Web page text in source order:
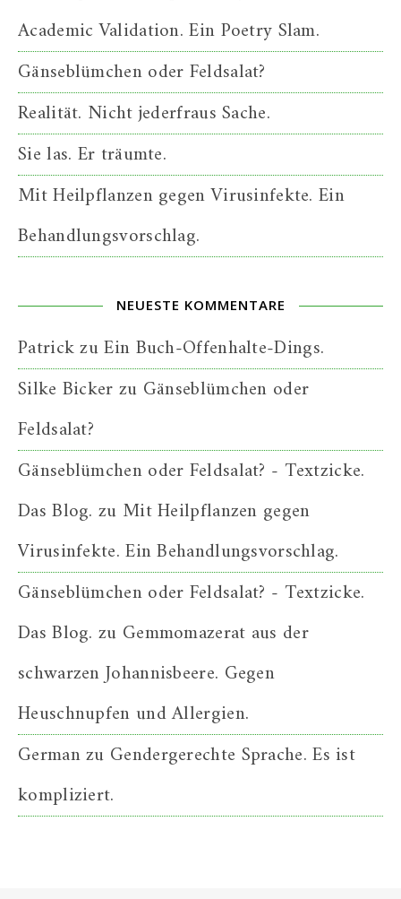
Academic Validation. Ein Poetry Slam.
Gänseblümchen oder Feldsalat?
Realität. Nicht jederfraus Sache.
Sie las. Er träumte.
Mit Heilpflanzen gegen Virusinfekte. Ein
Behandlungsvorschlag.
NEUESTE KOMMENTARE
PatrickzuEin Buch-Offenhalte-Dings.
Silke Bickerzu Gänseblümchen oder
Feldsalat?
Gänseblümchen oder Feldsalat? - Textzicke.
Das Blog. zu Mit Heilpflanzen gegen
Virusinfekte. Ein Behandlungsvorschlag.
Gänseblümchen oder Feldsalat? - Textzicke.
Das Blog. zu Gemmomazerat aus der
schwarzen Johannisbeere. Gegen
Heuschnupfen und Allergien.
Germanzu Gendergerechte Sprache. Es ist
kompliziert.